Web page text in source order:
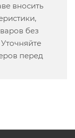
вносить
без
перед